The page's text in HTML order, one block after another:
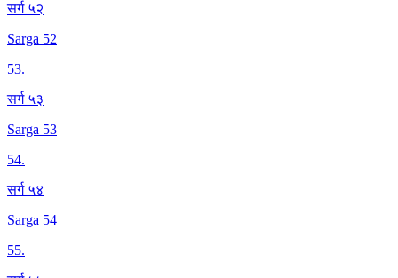
सर्ग ५२
Sarga 52
53.
सर्ग ५३
Sarga 53
54.
सर्ग ५४
Sarga 54
55.